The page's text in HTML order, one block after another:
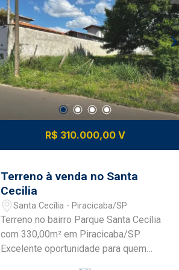
Financiamento e FGTS. Consulte um
Especialista Frias Neto!
R$ 310.000,00 V
Terreno à venda no Santa
Cecilia
Santa Cecília - Piracicaba/SP
Terreno no bairro Parque Santa Cecília
com 330,00m² em Piracicaba/SP
Excelente oportunidade para quem